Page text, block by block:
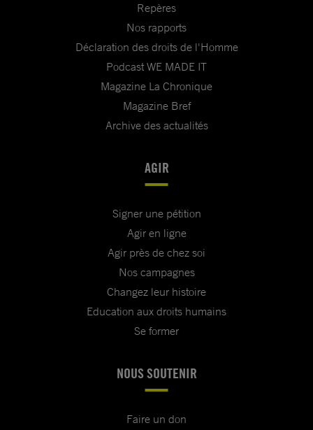
Repères
Nos rapports
Déclaration des droits de l'Homme
Podcast WE MADE IT
Magazine La Chronique
Magazine Bref
Archive des actualités
AGIR
Signer une pétition
Agir en ligne
Agir près de chez soi
Nos campagnes
Changez leur histoire
Education aux droits humains
Se former
NOUS SOUTENIR
Faire un don